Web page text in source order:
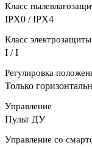
Класс
IPX0 / IPX4
Класс
I / I
Регулировка
Только
Управление
Пульт ДУ
Управление со